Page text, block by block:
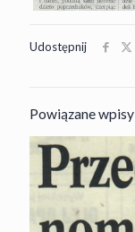
Udostępnij
Powiązane wpisy